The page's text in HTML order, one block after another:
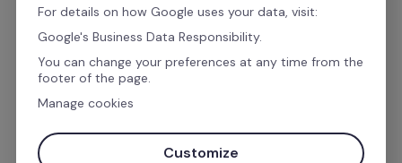
For details on how Google uses your data, visit:
Google's Business Data Responsibility.
You can change your preferences at any time from the
footer of the page.
Manage cookies
Customize